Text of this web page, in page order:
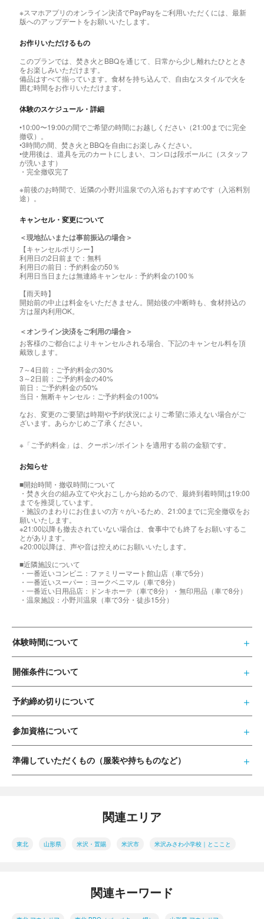
※スマホアプリのオンライン決済でPayPayをご利用いただくには、最新
版へのアップデートをお願いいたします。
お作りいただけるもの
このプランでは、焚き火とBBQを通じて、日常から少し離れたひととき
をお楽しみいただけます。
備品はすべて揃っています。食材を持ち込んで、自由なスタイルで火を
囲む時間をお作りいただけます。
体験のスケジュール・詳細
•10:00〜19:00の間でご希望の時間にお越しください（21:00までに完全
撤収）。
•3時間の間、焚き火とBBQを自由にお楽しみください。
•使用後は、道具を元のカートにしまい、コンロは段ボールに（スタッフ
が洗います）
・完全撤収完了
※前後のお時間で、近隣の小野川温泉での入浴もおすすめです（入浴料別
途）。
キャンセル・変更について
＜現地払いまたは事前振込の場合＞
【キャンセルポリシー】
利用日の2日前まで：無料
利用日の前日：予約料金の50％
利用日当日または無連絡キャンセル：予約料金の100％
【雨天時】
開始前の中止は料金をいただきません。開始後の中断時も、食材持込の
方は屋内利用OK。
＜オンライン決済をご利用の場合＞
お客様のご都合によりキャンセルされる場合、下記のキャンセル料を頂
戴致します。
7～4日前：ご予約料金の30%
3～2日前：ご予約料金の40%
前日：ご予約料金の50%
当日・無断キャンセル：ご予約料金の100%
なお、変更のご要望は時期や予約状況によりご希望に添えない場合がご
ざいます。あらかじめご了承ください。
※「ご予約料金」は、クーポン/ポイントを適用する前の金額です。
お知らせ
■開始時間・撤収時間について
・焚き火台の組み立てや火おこしから始めるので、最終到着時間は19:00
までを推奨しています。
・施設のまわりにお住まいの方々がいるため、21:00までに完全撤収をお
願いいたします。
※21:00以降も撤去されていない場合は、食事中でも終了をお願いするこ
とがあります。
※20:00以降は、声や音は控えめにお願いいたします。
■近隣施設について
・一番近いコンビニ：ファミリーマート館山店（車で5分）
・一番近いスーパー：ヨークベニマル（車で8分）
・一番近い日用品店：ドンキホーテ（車で8分）・無印用品（車で8分）
・温泉施設：小野川温泉（車で3分・徒歩15分）
体験時間について
開催条件について
予約締め切りについて
参加資格について
準備していただくもの（服装や持ちものなど）
関連エリア
東北 山形県 米沢・置賜 米沢市 米沢みさわ小学校｜とここと
関連キーワード